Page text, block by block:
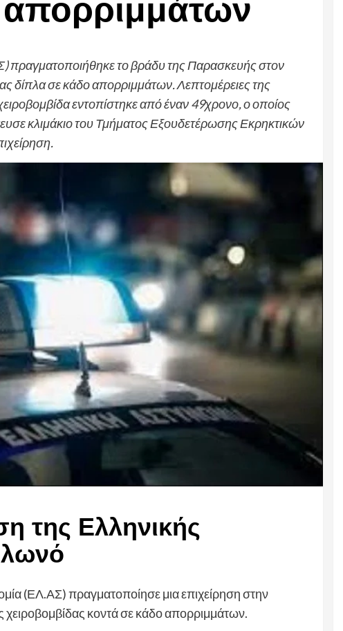
πραγματοποιήθηκε το βράδυ της Παρασκευής στον
δίπλα σε κάδο απορριμμάτων. Λεπτομέρειες της
εντοπίστηκε από έναν 49χρονο, ο οποίος
κλιμάκιο του Τμήματος Εξουδετέρωσης Εκρηκτικών
της Ελληνικής
(ΕΛ.ΑΣ) πραγματοποίησε μια επιχείρηση στην
κοντά σε κάδο απορριμμάτων.